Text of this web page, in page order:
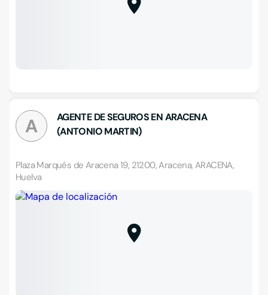
A
AGENTE DE SEGUROS EN ARACENA
(ANTONIO MARTIN)
Plaza Marqués de Aracena 19, 21200, Aracena, ARACENA,
Huelva